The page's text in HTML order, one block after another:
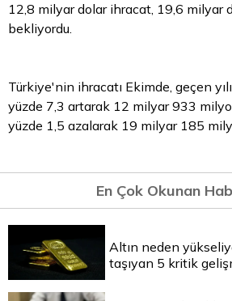
12,8 milyar dolar ihracat, 19,6 milyar
bekliyordu.
Türkiye'nin ihracatı Ekimde, geçen
yüzde 7,3 artarak 12 milyar 933
yüzde 1,5 azalarak 19 milyar 185
En Çok Okunan
Altın neden
taşıyan 5 kritik